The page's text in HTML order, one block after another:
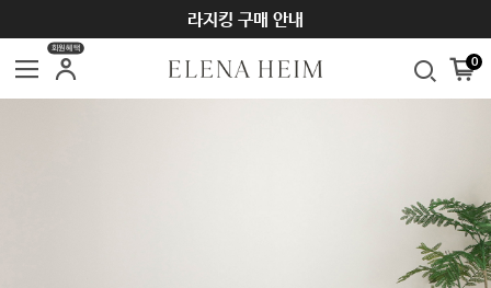
SUMMER SEASON OFF SALE ~70%
라지킹 구매 안내
회원혜택
0